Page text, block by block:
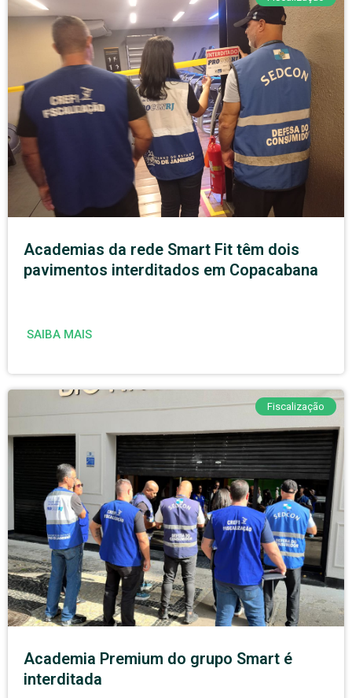
Academias da rede Smart Fit têm dois
pavimentos interditados em Copacabana
SAIBA MAIS
Fiscalização
Academia Premium do grupo Smart é
interditada